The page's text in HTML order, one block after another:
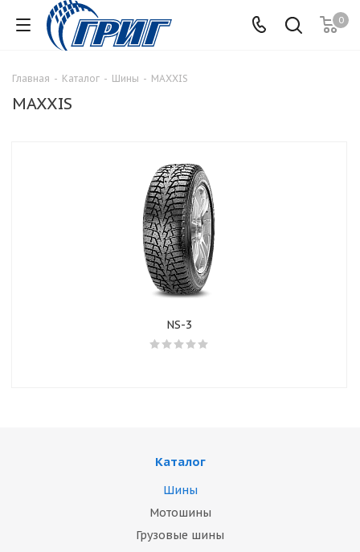
0
Главная - Каталог - Шины - MAXXIS
MAXXIS
NS-3
Каталог
Шины
Мотошины
Грузовые шины